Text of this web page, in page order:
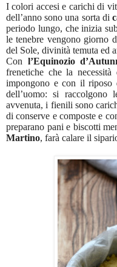
I colori accesi e carichi di
dell’anno sono una sorta di
periodo lungo, che inizia
le tenebre vengono giorno
del Sole, divinità temuta ed
Con l’Equinozio
frenetiche che la necessità
impongono e con il riposo
dell’uomo: si
avvenuta, i fienili sono
di conserve e composte e
preparano pani e biscotti
Martino, farà calare il